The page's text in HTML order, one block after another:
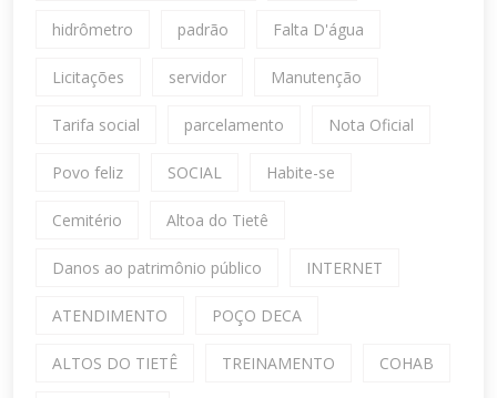
hidrômetro padrão Falta D'água
Licitações servidor Manutenção
Tarifa social parcelamento Nota Oficial
Povo feliz SOCIAL Habite-se
Cemitério Altoa do Tietê
Danos ao patrimônio público INTERNET
ATENDIMENTO POÇO DECA
ALTOS DO TIETÊ TREINAMENTO COHAB